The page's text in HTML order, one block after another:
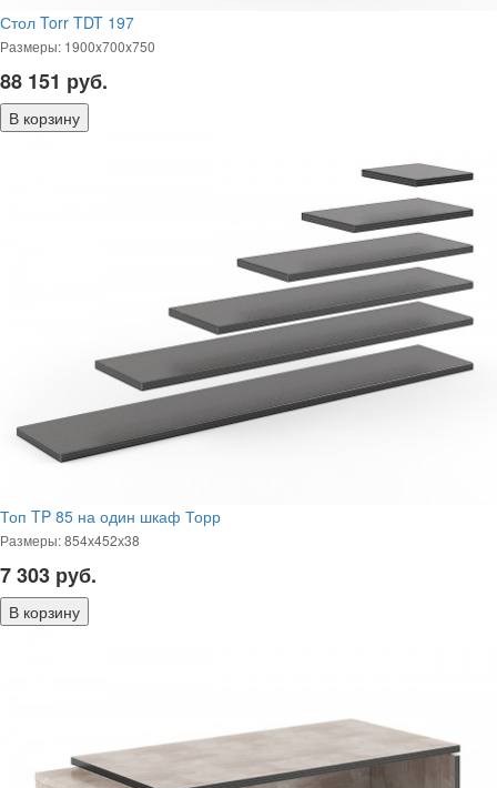
Стол Torr TDT 197
Размеры: 1900x700x750
88 151 руб.
Топ TP 85 на один шкаф Торр
Размеры: 854х452х38
7 303 руб.